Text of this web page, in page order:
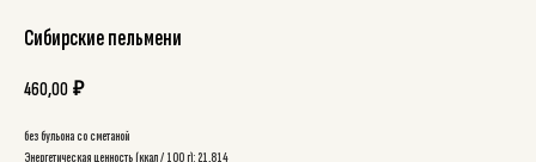
Сибирские пельмени
460,00 ₽
без бульона со сметаной
Энергетическая ценность (ккал / 100 г): 21,814